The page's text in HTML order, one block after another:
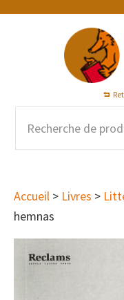
Passer
Passer
Passer
Accueil > Livres >
hemnas